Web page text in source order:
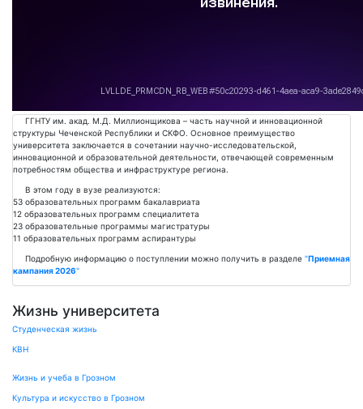
Подробнее
ГГНТУ им. акад. М.Д. Миллионщикова – часть научной и инновационной
структуры Чеченской Республики и СКФО. Основное преимущество
университета заключается в сочетании научно-исследовательской,
инновационной и образовательной деятельности, отвечающей современным
потребностям общества и инфраструктуре региона.
В этом году в вузе реализуются:
53 образовательных программ бакалавриата
12 образовательных программ специалитета
23 образовательные программы магистратуры
11 образовательных программ аспирантуры
Подробную информацию о поступлении можно получить в разделе "Приемная
кампания 2026"
Жизнь университета
Студенческая жизнь
КВН
Жизнь и учеба в Грозном
Культура и искусство в Грозном